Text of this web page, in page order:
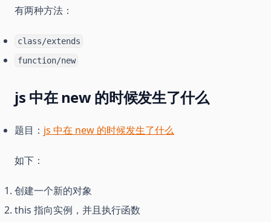
有两种方法：
class/extends
function/new
js 中在 new 的时候发生了什么
题目： js 中在 new 的时候发生了什么
如下：
创建一个新的对象
this 指向实例，并且执行函数